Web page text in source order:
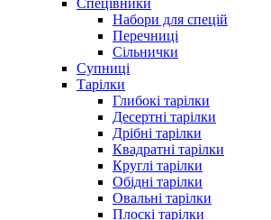
Набори для спецій
Перечниці
Сільнички
Супниці
Тарілки
Глибокі тарілки
Десертні тарілки
Дрібні тарілки
Квадратні тарілки
Круглі тарілки
Обідні тарілки
Овальні тарілки
Плоскі тарілки